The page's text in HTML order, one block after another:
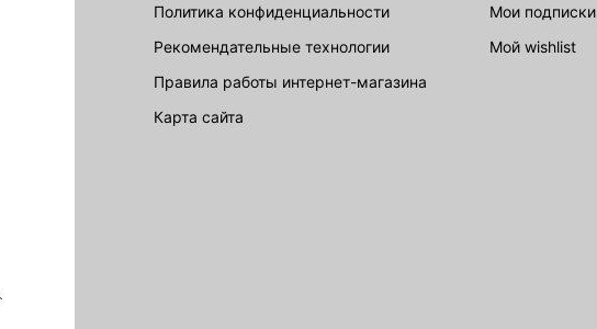
Политика конфиденциальности
Рекомендательные технологии
Правила работы интернет-магазина
карта сайта
Мои подписки
Мой wishlist